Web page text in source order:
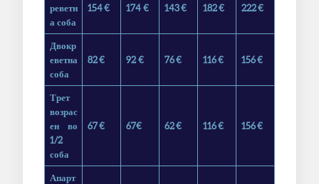
реветн
а соба
154€ 174 € 143€ 182€ 222€
Двокр
еветна
соба
82€ 92 € 76€ 116€ 156€
Трет
возрас
ен во
1/2
соба
67€ 67€ 62€ 116€ 156€
Апарт